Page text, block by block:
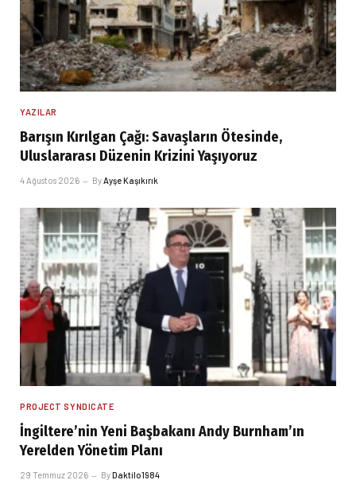
YAZILAR
Barışın Kırılgan Çağı: Savaşların Ötesinde,
Uluslararası Düzenin Krizini Yaşıyoruz
4 Ağustos 2026 ByAyşe Kaşıkırık
PROJECT SYNDICATE
İngiltere’nin Yeni Başbakanı Andy Burnham’ın
Yerelden Yönetim Planı
29 Temmuz 2026 ByDaktilo1984